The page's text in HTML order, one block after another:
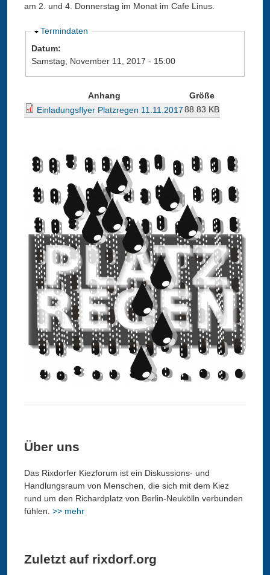
am 2. und 4. Donnerstag im Monat im Cafe Linus.
A
n
d
Termindaten
Datum:
Samstag, November 11, 2017 - 15:00
Anhang
Größe
Einladungsflyer Platzregen 11.11.201788.83 KB
Über uns
Das Rixdorfer Kiezforum ist ein Diskussions- und
Handlungsraum von Menschen, die sich mit dem Kiez
rund um den Richardplatz von Berlin-Neukölln verbunden
fühlen. >> mehr
Zuletzt auf rixdorf.org